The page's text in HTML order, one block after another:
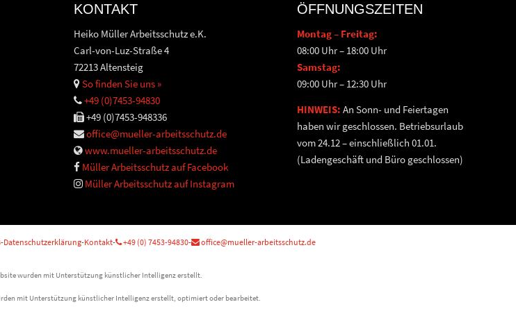
KONTAKT
Heiko Müller Arbeitsschutz e.K.
Carl-von-Luz-Straße 4
72213 Altensteig
So finden Sie uns »
+49 (0)7453-94830
+49 (0)7453-948336
office@mueller-arbeitsschutz.de
www.mueller-arbeitsschutz.de
Müller Arbeitsschutz auf Facebook
Müller Arbeitsschutz auf Instagram
ÖFFNUNGSZEITEN
Montag – Freitag:
08:00 Uhr – 18:00 Uhr
Samstag:
09:00 Uhr – 12:30 Uhr
HINWEIS: An Sonn- und Feiertagen
haben wir geschlossen. Betriebsurlaub
vom 24.12 – einschließlich 01.01.
(Ladengeschäft und Büro geschlossen)
-Datenschutzerklärung-Kontakt- +49 (0) 7453-94830- office@mueller-arbeitsschutz.de
wurden mit Unterstützung künstlicher Intelligenz erstellt.
mit Unterstützung künstlicher Intelligenz erstellt, optimiert oder bearbeitet.